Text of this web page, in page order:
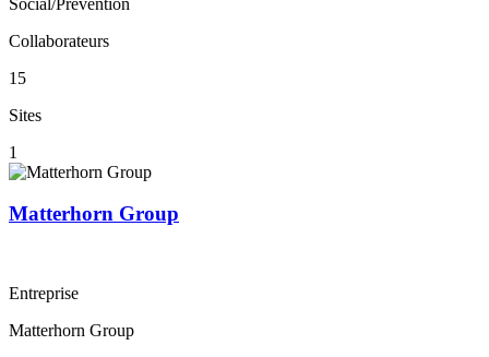
Collaborateurs
15
Sites
1
Matterhorn Group
Entreprise
Matterhorn Group